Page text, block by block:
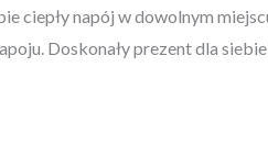
ciepły napój w dowolnym
Doskonały prezent dla